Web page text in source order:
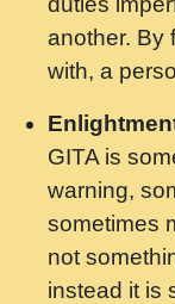
मेरे मन
Rishikesh
यह
Talab Hai
लडल ज
7.9.2021
another. By
with, a
GITA is
warning,
sometimes
not
instead it is